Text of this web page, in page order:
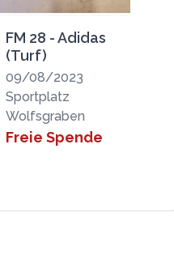
FM 28 - Adidas
(Turf)
09/08/2023
Sportplatz
Wolfsgraben
Freie Spende